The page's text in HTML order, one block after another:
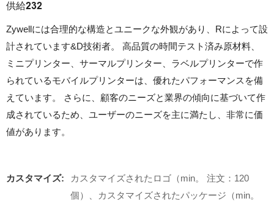
供給232
Zywellには合理的な構造とユニークな外観があり、Rによって設
計されています&D技術者。 高品質の時間テスト済み原材料、
ミニプリンター、サーマルプリンター、ラベルプリンターで作
られているモバイルプリンターは、優れたパフォーマンスを備
えています。 さらに、顧客のニーズと業界の傾向に基づいて作
成されているため、ユーザーのニーズを主に満たし、非常に価
値があります。
カスタマイズ:
カスタマイズされたロゴ（min。 注文：120
個）、カスタマイズされたパッケージ（min。